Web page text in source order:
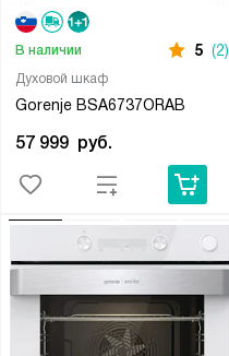
Духовой шкаф
Gorenje BSA6737ORAB
В наличии 5 (2)
57 999 руб.